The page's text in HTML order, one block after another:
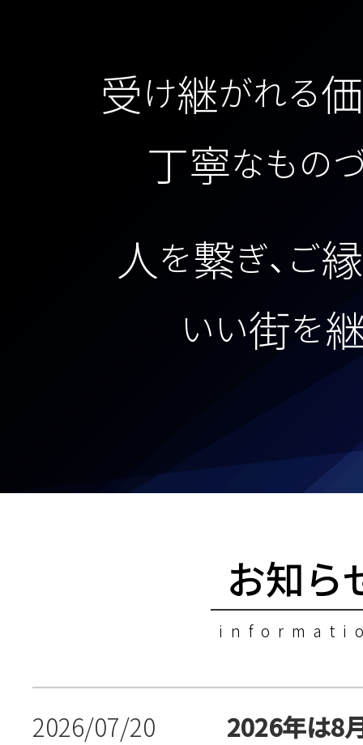
受け継がれる
丁寧なもの
人を繋ぎ、ご縁
いい街を
お知ら
2026/07/20
2026年は8